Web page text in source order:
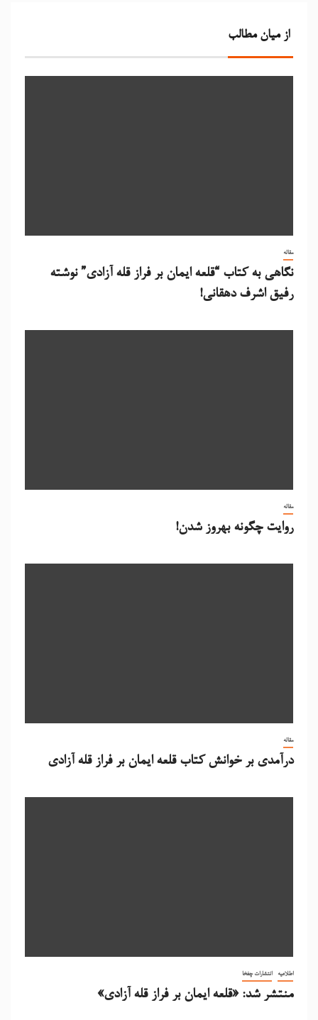
از میان مطالب
مقاله
نگاهی به کتاب “قلعه ایمان بر فراز قله آزادی” نوشته
رفیق اشرف دهقانی!
مقاله
روایت چگونه بهروز شدن!
مقاله
درآمدی بر خوانش کتاب قلعه ایمان بر فراز قله آزادی
اطلاعیه انتشارات چفخا
منتشر شد: «قلعه ایمان بر فراز قله آزادی»